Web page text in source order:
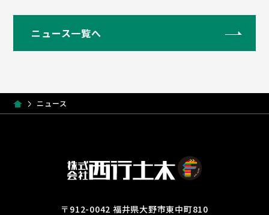
ニュース一覧へ
ニュース
〒912-0042 福井県大野市東中町810